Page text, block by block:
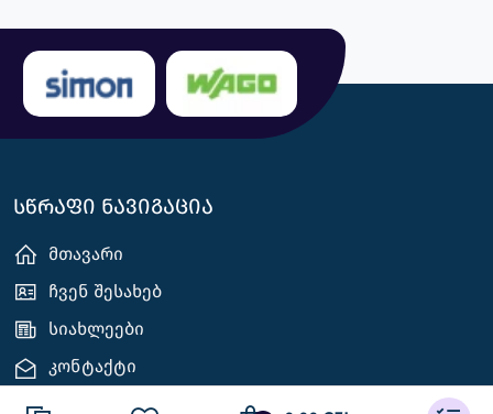
სწრაფი ნავიგაცია
მთავარი
ჩვენ შესახებ
სიახლეები
კონტაქტი